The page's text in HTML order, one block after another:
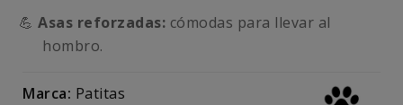
💪 Asas reforzadas: cómodas para llevar al
hombro.
Marca: Patitas